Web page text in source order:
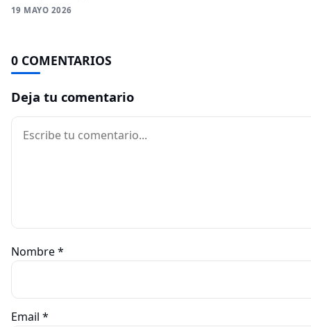
19 MAYO 2026
0 COMENTARIOS
Deja tu comentario
Comentario
Nombre*
Email *